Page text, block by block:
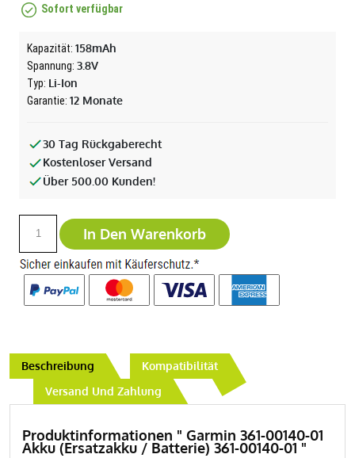
Sofort verfügbar
Kapazität: 158mAh
Spannung: 3.8V
Typ: Li-Ion
Garantie: 12 Monate
30 Tag Rückgaberecht
Kostenloser Versand
Über 500.00 Kunden!
In Den Warenkorb
Beschreibung
Kompatibilität
Versand Und Zahlung
Produktinformationen " Garmin 361-00140-01
Akku (Ersatzakku / Batterie) 361-00140-01 "